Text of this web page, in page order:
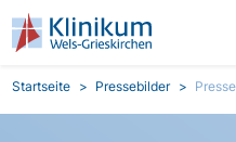
Direkt zum Inhalt
Startseite Pressebilder